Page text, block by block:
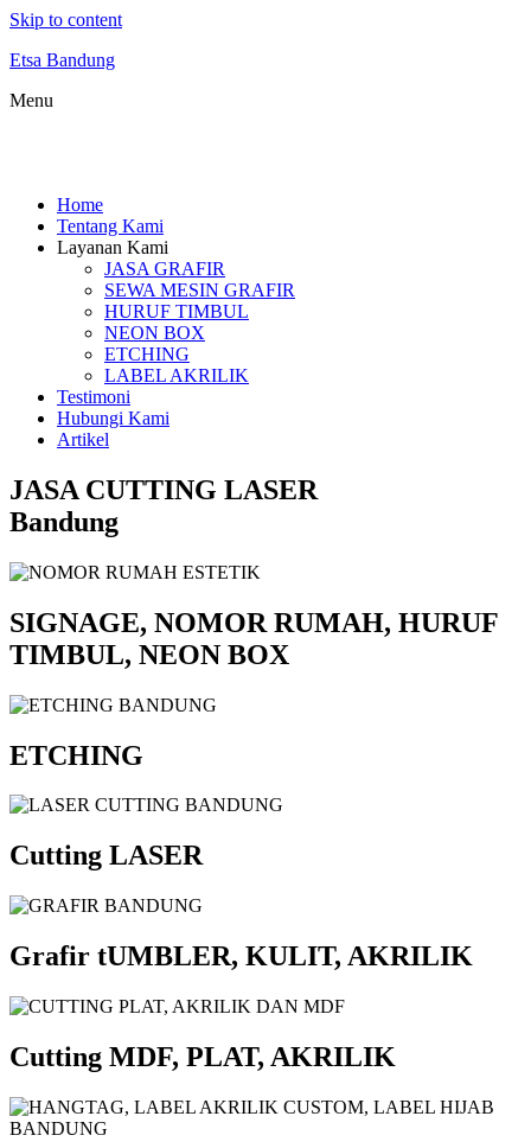
Skip to content
Etsa Bandung
Menu
Home
Tentang Kami
Layanan Kami
JASA GRAFIR
SEWA MESIN GRAFIR
HURUF TIMBUL
NEON BOX
ETCHING
LABEL AKRILIK
Testimoni
Hubungi Kami
Artikel
JASA CUTTING LASER
Bandung
SIGNAGE, NOMOR RUMAH, HURUF
TIMBUL, NEON BOX
ETCHING
Cutting LASER
Grafir tUMBLER, KULIT, AKRILIK
Cutting MDF, PLAT, AKRILIK